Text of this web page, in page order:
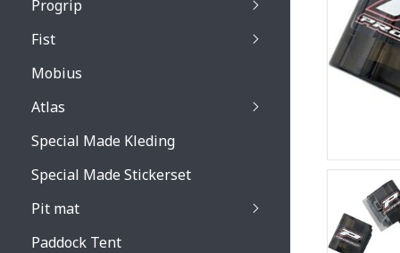
Primal / Split /
Recoil lenses
Recoil accessoires
Buzz kid lenses &
Progrip
Venom 3200 /
Venom 3200 / Atzaki
Fist
Mobius
Atlas
Special Made Kleding
Special Made Stickerset
Pit mat
Paddock Tent